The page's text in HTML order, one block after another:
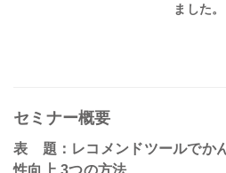
ました。
セミナー概要
表 題：レコメンドツールでか
性向上 3つの方法